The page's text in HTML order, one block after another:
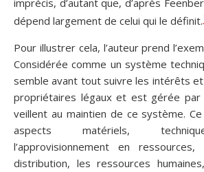
imprécis, d’autant que, d’après
dépend largement de celui qui le définit.
Pour illustrer cela, l’auteur prend
Considérée comme un système
semble avant tout suivre les intérêts
propriétaires légaux et est gérée par
veillent au maintien de ce système.
aspects matériels,
l’approvisionnement en
distribution, les ressources